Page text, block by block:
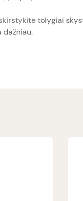
tolygiai
dažniau.